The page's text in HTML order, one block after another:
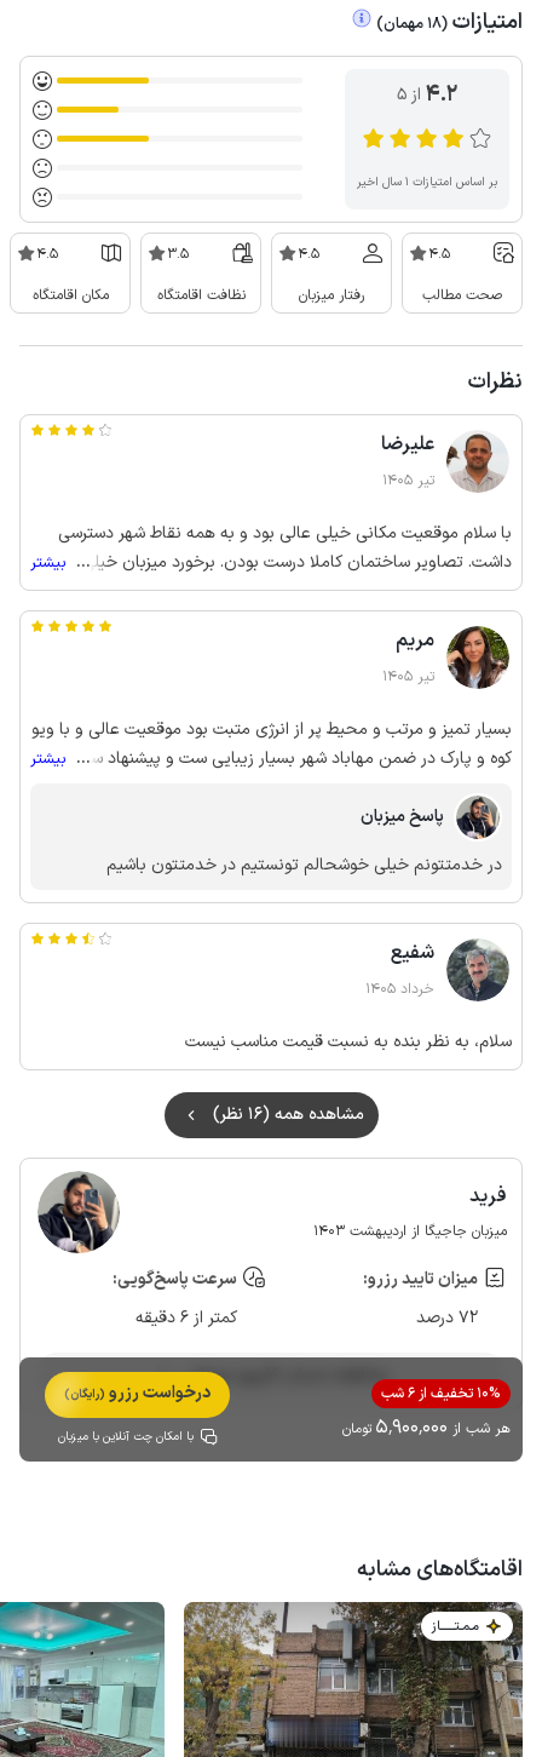
امتیازات (
18 مهمان)
4.2 از ۵
بر اساس امتیازات ۱ سال اخیر
4.5
صحت مطالب
4.5
رفتار میزبان
3.5
نظافت اقامتگاه
4.5
مکان اقامتگاه
نظرات
علیرضا
تیر 1405
با سلام موقعیت مکانی خیلی عالی بود و به همه نقاط شهر دسترسی
داشت. تصاویر ساختمان کاملا درست بودن. برخورد میزبان خیلی عالی و
محترامه بود. زمان تحویل حتی زودتر هم به ما خونه رو تحویل دادن.
یه تعدادی هم ایراد وجود داشت. یک اینکه با توجه به اعلام و تذکر
چندین میهمان قدیمی که نظراتشون ثبت شده،خوشخواب تخت
همچنان داغون بود و یکطرفش کلا له بود. دومین ایراد هم که اصلا
آلات سنگین از هشت صبح تا بعدازظهر صداهای خیلی آزار دهنده ای
ایجاد میکنن جهت کندن زمین و خرد کردن سنگها. کولرها هم بدلیل
مجوارت درآفتاب،در روز اصلا توان خنک کردن خانه رو نداشتن اما شبها
کاملا خنک بود.
... بیشتر
مریم
تیر 1405
بسیار تمیز و مرتب و محیط پر از انرژی متبت بود موقعیت عالی و با ویو
کوه و پارک در ضمن مهاباد شهر بسیار زیبایی ست و پیشنهاد سفر رو به
... بیشتر
پاسخ میزبان
در خدمتتونم خیلی خوشحالم تونستیم در خدمتتون باشیم
شفیع
خرداد 1405
سلام، به نظر بنده به نسبت قیمت مناسب نیست
مشاهده همه (16 نظر)
فرید
میزبان جاجیگا از اردیبهشت 1403
میزان تایید رزرو:
72 درصد
سرعت پاسخ‌گویی:
کمتر از 6 دقیقه
مشاهده حساب کاربری میزبان
10% تخفیف از 6 شب
هر شب از 5٬900٬000 تومان
درخواست رزرو (رایگان)
با امکان چت آنلاین با میزبان
اقامتگاه‌های مشابه
مـمـتــــــاز